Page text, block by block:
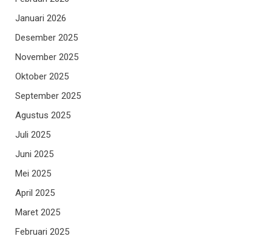
Januari 2026
Desember 2025
November 2025
Oktober 2025
September 2025
Agustus 2025
Juli 2025
Juni 2025
Mei 2025
April 2025
Maret 2025
Februari 2025